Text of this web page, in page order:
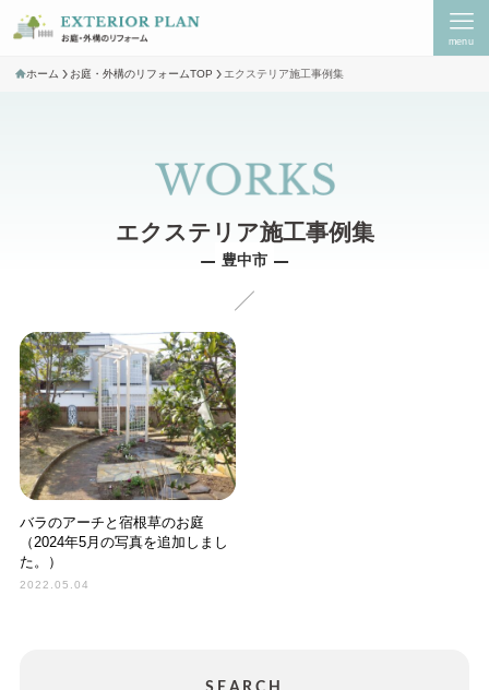
menu
ホーム お庭・外構のリフォームTOP エクステリア施工事例集
豊中市
バラのアーチと宿根草のお庭
（2024年5月の写真を追加しまし
た。）
2022.05.04